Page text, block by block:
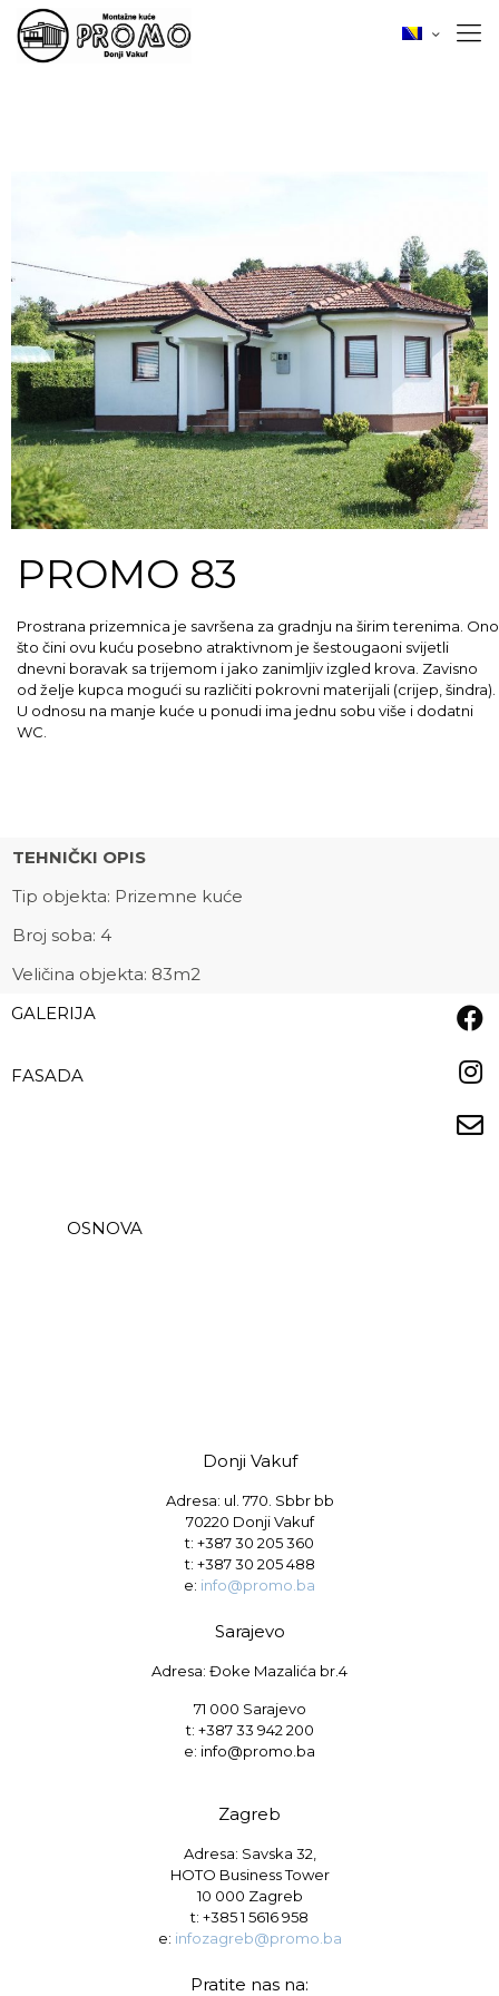
PROMO 83
Prostrana prizemnica je savršena za gradnju na širim terenima. Ono
što čini ovu kuću posebno atraktivnom je šestougaoni svijetli
dnevni boravak sa trijemom i jako zanimljiv izgled krova. Zavisno
od želje kupca mogući su različiti pokrovni materijali (crijep, šindra).
U odnosu na manje kuće u ponudi ima jednu sobu više i dodatni
WC.
TEHNIČKI OPIS
Tip objekta: Prizemne kuće
Broj soba: 4
Veličina objekta: 83m2
GALERIJA
FASADA
OSNOVA
Donji Vakuf
Adresa: ul. 770. Sbbr bb
70220 Donji Vakuf
t: +387 30 205 360
t: +387 30 205 488
e: info@promo.ba
Sarajevo
Adresa: Đoke Mazalića br.4
71 000 Sarajevo
t: +387 33 942 200
e: info@promo.ba
Zagreb
Adresa: Savska 32,
HOTO Business Tower
10 000 Zagreb
t: +385 1 5616 958
e: infozagreb@promo.ba
Pratite nas na: